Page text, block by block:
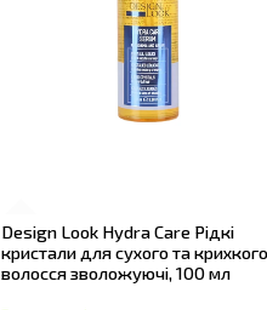
Design Look Hydra Care Рідкі
кристали для сухого та
волосся зволожуючі, 100 мл